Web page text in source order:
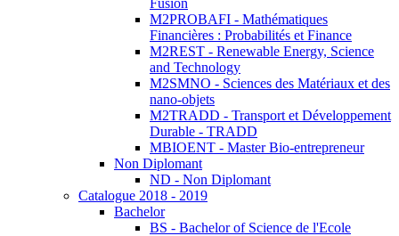
Fusion
M2PROBAFI - Mathématiques
Financières : Probabilités et Finance
M2REST - Renewable Energy, Science
and Technology
M2SMNO - Sciences des Matériaux et des
nano-objets
M2TRADD - Transport et Développement
Durable - TRADD
MBIOENT - Master Bio-entrepreneur
Non Diplomant
ND - Non Diplomant
Catalogue 2018 - 2019
Bachelor
BS - Bachelor of Science de l'Ecole